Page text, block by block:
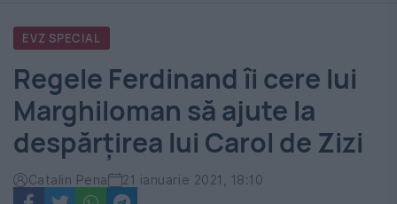
România
-
Evenimentul
Zilei
EVZ SPECIAL
Regele Ferdinand îi cere lui
Marghiloman să ajute la
despărțirea lui Carol de Zizi
Catalin Pena 21 ianuarie 2021, 18:10